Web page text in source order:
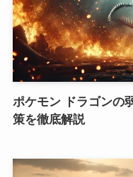
ポケモン ドラゴンの
策を徹底解説